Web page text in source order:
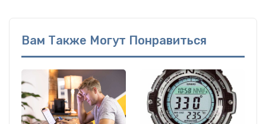
Вам Также Могут Понравиться